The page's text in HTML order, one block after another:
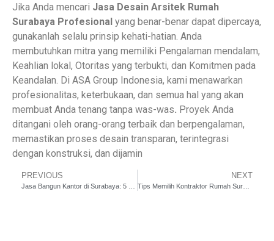
Jika Anda mencari Jasa Desain Arsitek Rumah
Surabaya Profesional yang benar-benar dapat dipercaya,
gunakanlah selalu prinsip kehati-hatian. Anda
membutuhkan mitra yang memiliki Pengalaman mendalam,
Keahlian lokal, Otoritas yang terbukti, dan Komitmen pada
Keandalan. Di ASA Group Indonesia, kami menawarkan
profesionalitas, keterbukaan, dan semua hal yang akan
membuat Anda tenang tanpa was-was. Proyek Anda
ditangani oleh orang-orang terbaik dan berpengalaman,
memastikan proses desain transparan, terintegrasi
dengan konstruksi, dan dijamin
PREVIOUS NEXT
Tips Memilih Kontraktor Rumah Surabaya Barat Terpercaya: Panduan Lokal